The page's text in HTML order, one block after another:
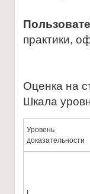
практики,
Оценка на
Шкала
Уровень
доказательности